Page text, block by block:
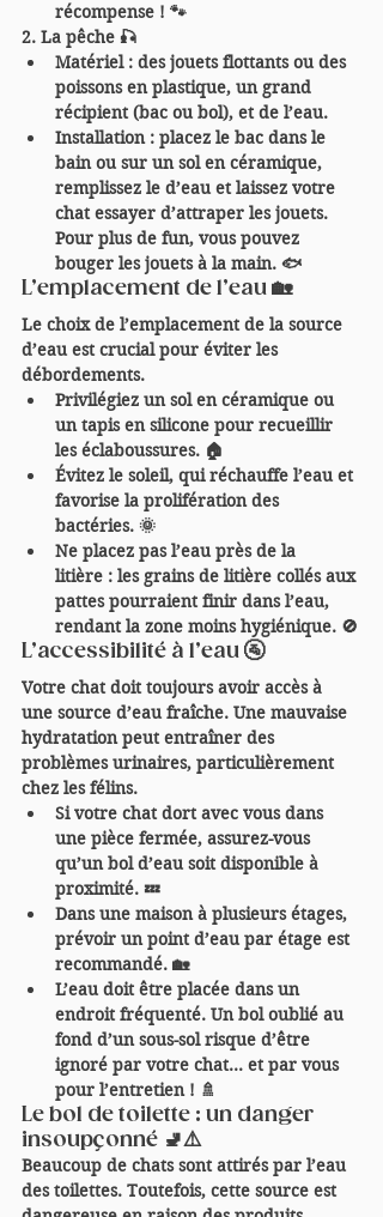
récompense ! 🐾
2. La pêche 🎣
Matériel : des jouets flottants ou des
poissons en plastique, un grand
récipient (bac ou bol), et de l’eau.
Installation : placez le bac dans le
bain ou sur un sol en céramique,
remplissez le d’eau et laissez votre
chat essayer d’attraper les jouets.
Pour plus de fun, vous pouvez
bouger les jouets à la main. 🐟
L’emplacement de l’eau 🏡
Le choix de l’emplacement de la source
d’eau est crucial pour éviter les
débordements.
Privilégiez un sol en céramique ou
un tapis en silicone pour recueillir
les éclaboussures. 🏠
Évitez le soleil, qui réchauffe l’eau et
favorise la prolifération des
bactéries. 🌞
Ne placez pas l’eau près de la
litière : les grains de litière collés aux
pattes pourraient finir dans l’eau,
rendant la zone moins hygiénique. 🚫
L’accessibilité à l’eau 🚰
Votre chat doit toujours avoir accès à
une source d’eau fraîche. Une mauvaise
hydratation peut entraîner des
problèmes urinaires, particulièrement
chez les félins.
Si votre chat dort avec vous dans
une pièce fermée, assurez-vous
qu’un bol d’eau soit disponible à
proximité. 💤
Dans une maison à plusieurs étages,
prévoir un point d’eau par étage est
recommandé. 🏡
L’eau doit être placée dans un
endroit fréquenté. Un bol oublié au
fond d’un sous-sol risque d’être
ignoré par votre chat… et par vous
pour l’entretien ! 🚿
Le bol de toilette : un danger
insoupçonné 🚽⚠️
Beaucoup de chats sont attirés par l’eau
des toilettes. Toutefois, cette source est